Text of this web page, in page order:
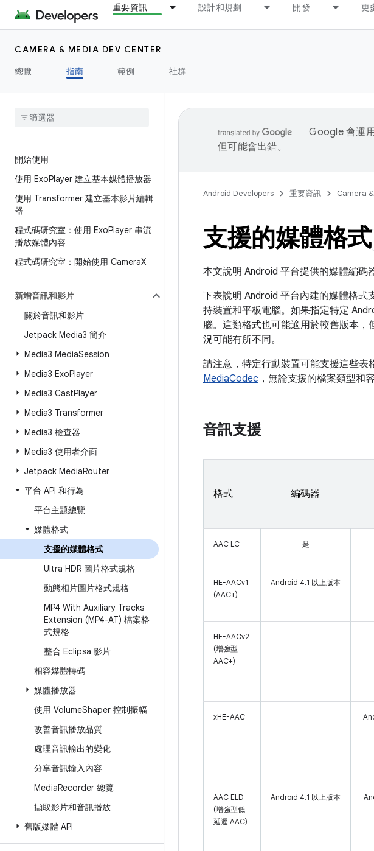
重要資訊 設計和規劃 開發 更
CAMERA & MEDIA DEV CENTER
總覽
指南 範例 社群
開始使用
使用 ExoPlayer 建立基本媒體播放器
使用 Transformer 建立基本影片編輯
器
程式碼研究室：使用 ExoPlayer 串流
播放媒體內容
程式碼研究室：開始使用 CameraX
新增音訊和影片
關於音訊和影片
Jetpack Media3 簡介
Media3 MediaSession
Media3 ExoPlayer
Media3 CastPlayer
Media3 Transformer
Media3 檢查器
Media3 使用者介面
Jetpack MediaRouter
平台 API 和行為
平台主題總覽
媒體格式
支援的媒體格式
Ultra HDR 圖片格式規格
動態相片圖片格式規格
MP4 With Auxiliary Tracks
Extension (MP4-AT) 檔案格
式規格
整合 Eclipsa 影片
相容媒體轉碼
媒體播放器
使用 VolumeShaper 控制振幅
改善音訊播放品質
處理音訊輸出的變化
分享音訊輸入內容
MediaRecorder 總覽
擷取影片和音訊播放
舊版媒體 API
Google 會運
但可能會出錯。
Android Developers 重要資訊 Camera
支援的媒體格式
本文說明 Android 平台提供的媒體編碼
下表說明 Android 平台內建的媒體格
持裝置和平板電腦。如果指定特定
腦。這類格式也可能適用於較舊版本
況可能有所不同。
請注意，特定行動裝置可能支援這些
MediaCodec ，無論支援的檔案類型和
音訊支援
格式 編碼器
AAC LC 是
HE-AACv1
(AAC+)
Android 4.1 以上版本
HE-AACv2
(增強型
AAC+)
xHE-AAC
AAC ELD
(增強型低
延遲 AAC)
Android 4.1 以上版本